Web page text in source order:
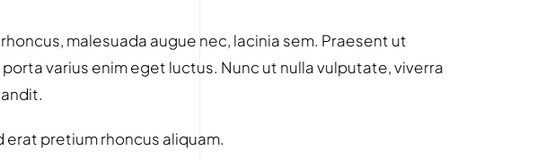
malesuada augue nec, lacinia sem. Praesent ut
varius enim eget luctus. Nunc ut nulla vulputate, viverra
pretium rhoncus aliquam.